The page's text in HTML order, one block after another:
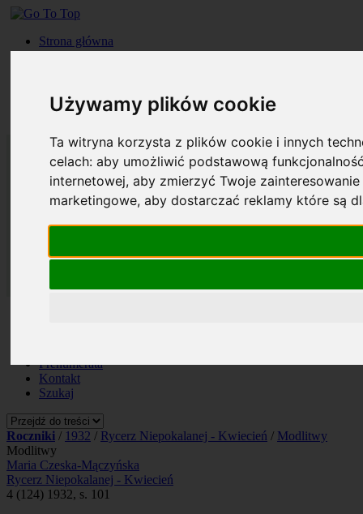
Używamy plików cookie
Ta witryna korzysta z plików cookie i innych
celach:aby umożliwić podstawową
internetowej,aby zmierzyć Twoje
marketingowe,aby dostarczać reklamy które są
Strona główna
Roczniki
Kontakt
Szukaj
Prenumerata
Kontakt
Szukaj
Roczniki / 1932 / Rycerz Niepokalanej - Kwiecień / Modlitwy
Modlitwy
Maria Czeska-Mączyńska
Rycerz Niepokalanej - Kwiecień
4 (124) 1932, s. 101